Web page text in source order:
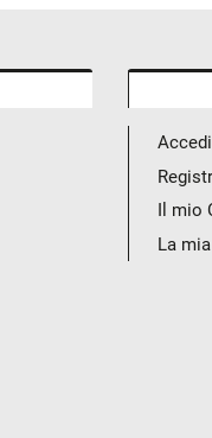
Accedi
Il mio
La